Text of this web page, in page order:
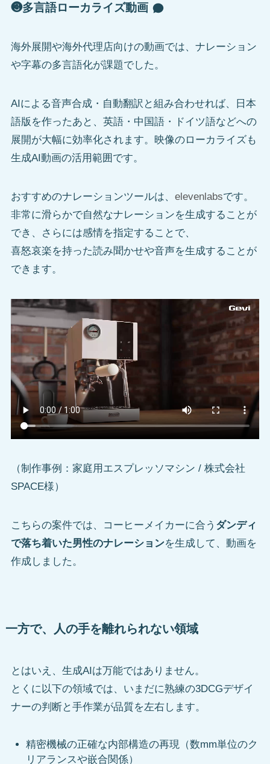
❸多言語ローカライズ動画
海外展開や海外代理店向けの動画では、ナレーション
や字幕の多言語化が課題でした。
AIによる音声合成・自動翻訳と組み合わせれば、日本
語版を作ったあと、英語・中国語・ドイツ語などへの
展開が大幅に効率化されます。映像のローカライズも
生成AI動画の活用範囲です。
おすすめのナレーションツールは、 elevenlabsです。
非常に滑らかで自然なナレーションを生成することが
でき、さらには感情を指定することで、
喜怒哀楽を持った読み聞かせや音声を生成することが
できます。
（制作事例：家庭用エスプレッソマシン / 株式会社
SPACE様）
こちらの案件では、コーヒーメイカーに合う ダンディ
で落ち着いた男性のナレーションを生成して、動画を
作成しました。
一方で、人の手を離れられない領域
とはいえ、生成AIは万能ではありません。
とくに以下の領域では、いまだに熟練の3DCGデザイ
ナーの判断と手作業が品質を左右します。
精密機械の正確な内部構造の再現（数mm単位のク
リアランスや嵌合関係）